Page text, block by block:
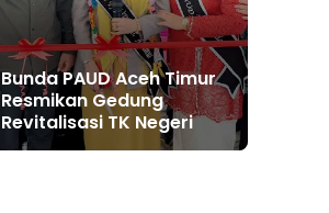
Bunda PAUD Aceh Timur
Resmikan Gedung
Revitalisasi TK Negeri